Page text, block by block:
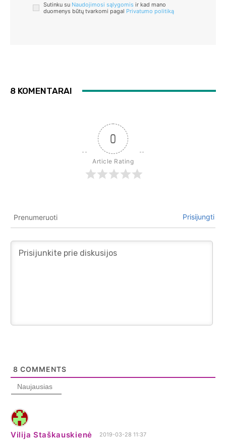
Sutinku su Naudojimosi sąlygomis ir kad mano
duomenys būtų tvarkomi pagal Privatumo politiką
8 KOMENTARAI
0
Article Rating
Prenumeruoti Prisijungti
8 COMMENTS
Naujausias
Vilija Staškauskienė 2019-03-28 11:37